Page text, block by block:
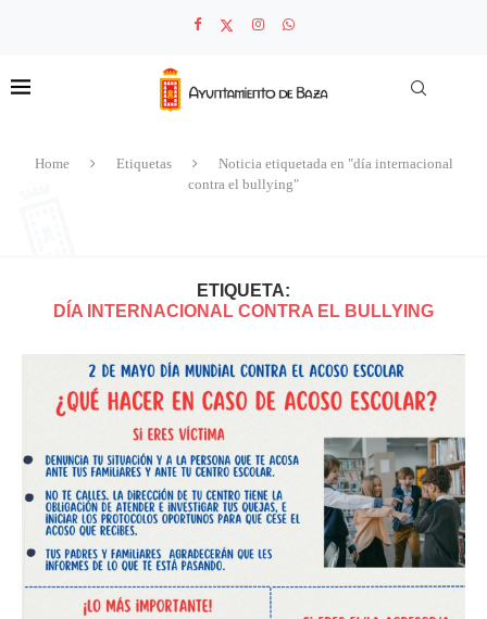
Home Etiquetas
Noticia etiquetada en "día internacional
contra el bullying"
ETIQUETA:
DÍA INTERNACIONAL CONTRA EL BULLYING